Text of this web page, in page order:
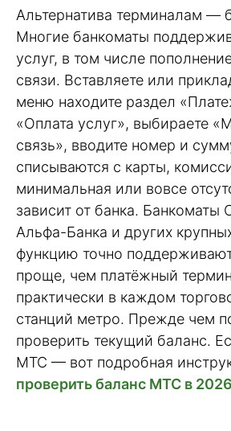
Альтернатива терминалам —
Многие банкоматы
услуг, в том числе
связи. Вставляете или
меню находите раздел
«Оплата услуг», выбираете
связь», вводите номер и
списываются с карты,
минимальная или вовсе
зависит от банка. Банкоматы
Альфа-Банка и других
функцию точно
проще, чем платёжный
практически в каждом
станций метро. Прежде чем
проверить текущий баланс.
МТС — вот подробная
проверить баланс МТС в